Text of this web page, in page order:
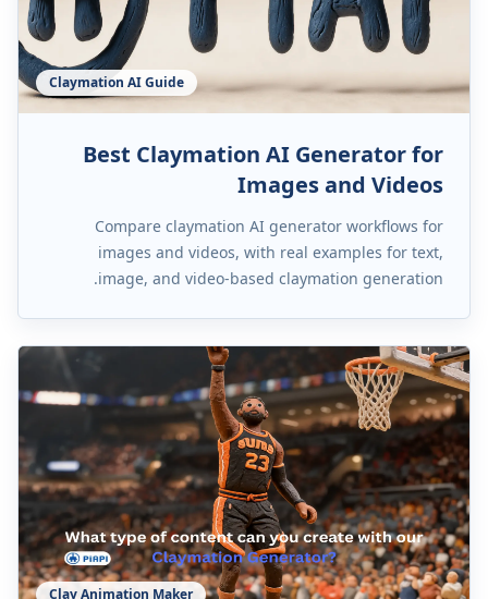
Claymation AI Guide
Best Claymation AI Generator for
Images and Videos
Compare claymation AI generator workflows for
images and videos, with real examples for text,
image, and video-based claymation generation.
Clay Animation Maker